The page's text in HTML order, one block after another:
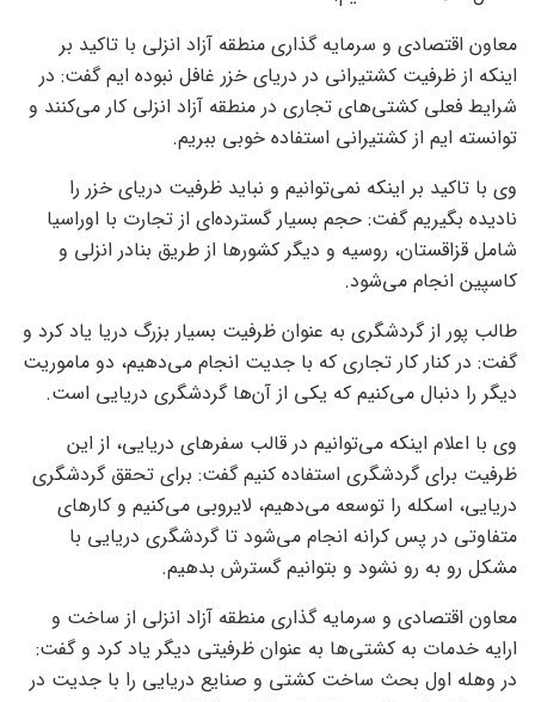
معاون اقتصادی و سرمایه گذاری منطقه آزاد انزلی با تاکید بر
اینکه از ظرفیت کشتیرانی در دریای خزر غافل نبوده ایم گفت: در
شرایط فعلی کشتی‌های تجاری در منطقه آزاد انزلی کار می‌کنند و
توانسته ایم از کشتیرانی استفاده خوبی ببریم.
وی با تاکید بر اینکه نمی‌توانیم و نباید ظرفیت دریای خزر را
نادیده بگیریم گفت: حجم بسیار گسترده‌ای از تجارت با اوراسیا
شامل قزاقستان، روسیه و دیگر کشور‌ها از طریق بنادر انزلی و
کاسپین انجام می‌شود.
طالب پور از گردشگری به عنوان ظرفیت بسیار بزرگ دریا یاد کرد و
گفت: در کنار کار تجاری که با جدیت انجام می‌دهیم، دو ماموریت
دیگر را دنبال می‌کنیم که یکی از آن‌ها گردشگری دریایی است.
وی با اعلام اینکه می‌توانیم در قالب سفر‌های دریایی، از این
ظرفیت برای گردشگری استفاده کنیم گفت: برای تحقق گردشگری
دریایی، اسکله را توسعه می‌دهیم، لایروبی می‌کنیم و کار‌های
متفاوتی در پس کرانه انجام می‌شود تا گردشگری دریایی با
مشکل رو به رو نشود و بتوانیم گسترش بدهیم.
معاون اقتصادی و سرمایه گذاری منطقه آزاد انزلی از ساخت و
ارایه خدمات به کشتی‌ها به عنوان ظرفیتی دیگر یاد کرد و گفت:
در وهله اول بحث ساخت کشتی و صنایع دریایی را با جدیت در